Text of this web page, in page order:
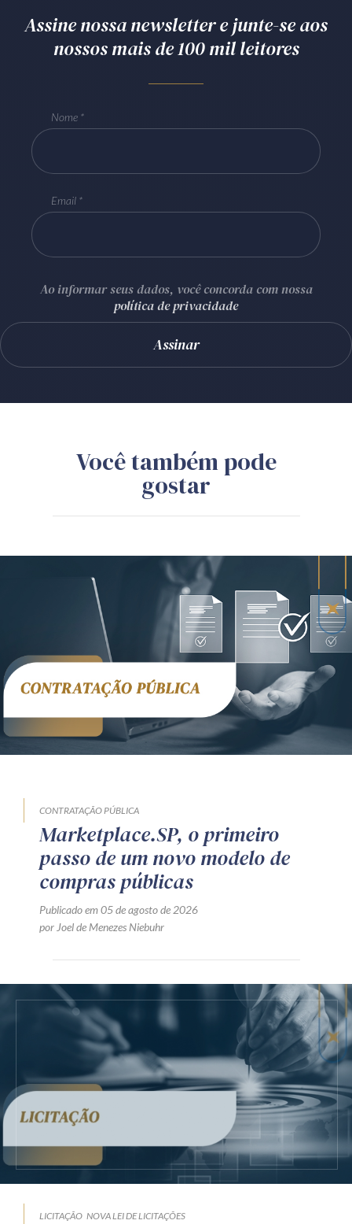
Assine nossa newsletter e junte-se aos
nossos mais de 100 mil leitores
Nome
Email
Ao informar seus dados, você concorda com nossa
política de privacidade
Você também pode
gostar
CONTRATAÇÃO PÚBLICA
Marketplace.SP, o primeiro
passo de um novo modelo de
compras públicas
Publicado em 05 de agosto de 2026
por Joel de Menezes Niebuhr
LICITAÇÃO NOVA LEI DE LICITAÇÕES